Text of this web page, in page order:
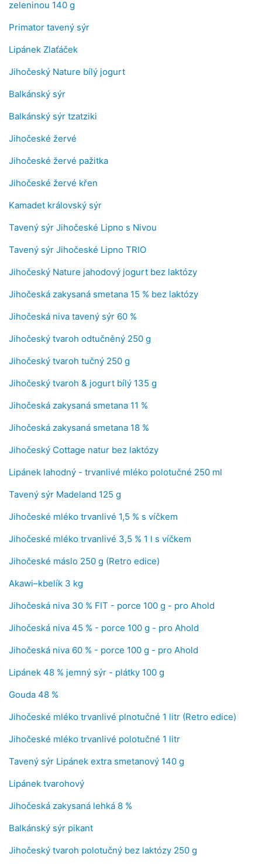
zeleninou 140 g
Primator tavený sýr
Lipánek Zlaťáček
Jihočeský Nature bílý jogurt
Balkánský sýr
Balkánský sýr tzatziki
Jihočeské žervé
Jihočeské žervé pažitka
Jihočeské žervé křen
Kamadet královský sýr
Tavený sýr Jihočeské Lipno s Nivou
Tavený sýr Jihočeské Lipno TRIO
Jihočeský Nature jahodový jogurt bez laktózy
Jihočeská zakysaná smetana 15 % bez laktózy
Jihočeská niva tavený sýr 60 %
Jihočeský tvaroh odtučněný 250 g
Jihočeský tvaroh tučný 250 g
Jihočeský tvaroh & jogurt bílý 135 g
Jihočeská zakysaná smetana 11 %
Jihočeská zakysaná smetana 18 %
Jihočeský Cottage natur bez laktózy
Lipánek lahodný - trvanlivé mléko polotučné 250 ml
Tavený sýr Madeland 125 g
Jihočeské mléko trvanlivé 1,5 % s víčkem
Jihočeské mléko trvanlivé 3,5 % 1 l s víčkem
Jihočeské máslo 250 g (Retro edice)
Akawi–kbelík 3 kg
Jihočeská niva 30 % FIT - porce 100 g - pro Ahold
Jihočeská niva 45 % - porce 100 g - pro Ahold
Jihočeská niva 60 % - porce 100 g - pro Ahold
Lipánek 48 % jemný sýr - plátky 100 g
Gouda 48 %
Jihočeské mléko trvanlivé plnotučné 1 litr (Retro edice)
Jihočeské mléko trvanlivé polotučné 1 litr
Tavený sýr Lipánek extra smetanový 140 g
Lipánek tvarohový
Jihočeská zakysaná lehká 8 %
Balkánský sýr pikant
Jihočeský tvaroh polotučný bez laktózy 250 g